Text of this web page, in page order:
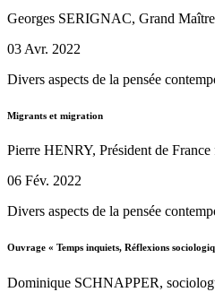
Georges SERIGNAC, Grand
03 Avr. 2022
Divers aspects de la pensée
Migrants et migration
Pierre HENRY, Président de France
06 Fév. 2022
Divers aspects de la pensée
Ouvrage « Temps inquiets, Réflexions
Dominique SCHNAPPER,